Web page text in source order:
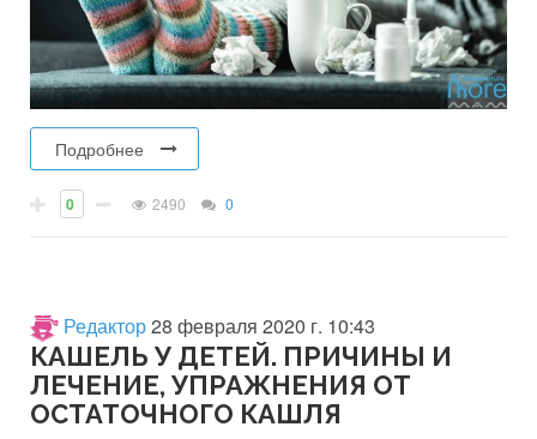
Подробнее
0 2490 0
Редактор28 февраля 2020 г. 10:43
КАШЕЛЬ У ДЕТЕЙ. ПРИЧИНЫ И
ЛЕЧЕНИЕ, УПРАЖНЕНИЯ ОТ
ОСТАТОЧНОГО КАШЛЯ